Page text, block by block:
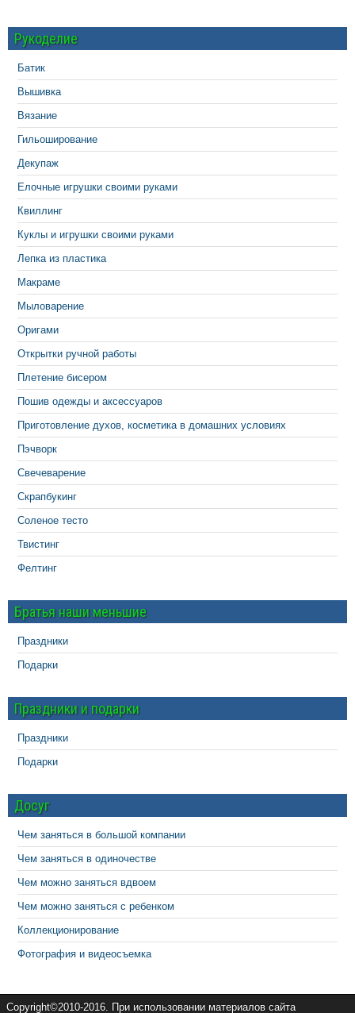
Рукоделие
Батик
Вышивка
Вязание
Гильоширование
Декупаж
Елочные игрушки своими руками
Квиллинг
Куклы и игрушки своими руками
Лепка из пластика
Макраме
Мыловарение
Оригами
Открытки ручной работы
Плетение бисером
Пошив одежды и аксессуаров
Приготовление духов, косметика в домашних условиях
Пэчворк
Свечеварение
Скрапбукинг
Соленое тесто
Твистинг
Фелтинг
Братья наши меньшие
Праздники
Подарки
Праздники и подарки
Праздники
Подарки
Досуг
Чем заняться в большой компании
Чем заняться в одиночестве
Чем можно заняться вдвоем
Чем можно заняться с ребенком
Коллекционирование
Фотография и видеосъемка
Copyright©2010-2016. При использовании материалов сайта